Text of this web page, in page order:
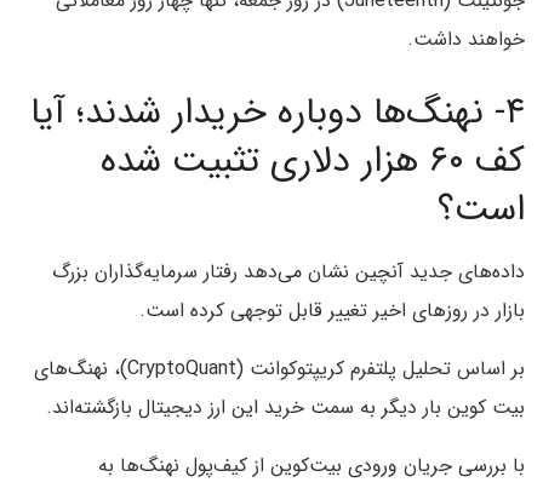
خواهند داشت.
۴- نهنگ‌ها دوباره خریدار شدند؛ آیا
کف ۶۰ هزار دلاری تثبیت شده
است؟
داده‌های جدید آنچین نشان می‌دهد رفتار سرمایه‌گذاران بزرگ
بازار در روزهای اخیر تغییر قابل توجهی کرده است.
بر اساس تحلیل پلتفرم کریپتوکوانت (CryptoQuant)، نهنگ‌های
بیت کوین بار دیگر به سمت خرید این ارز دیجیتال بازگشته‌اند.
با بررسی جریان ورودی بیت‌کوین از کیف‌پول نهنگ‌ها به